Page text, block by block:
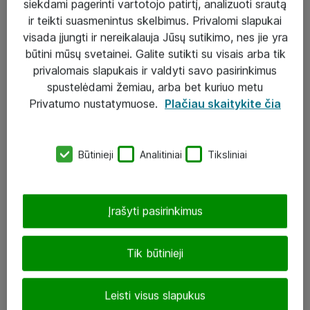
Sprendimai ir paslaugos
Paslaugos
Įgyvendinti projektai
J. Rutkausko g. 6, Vilnius
siekdami pagerinti vartotojo patirtį, analizuoti srautą
ir teikti suasmenintus skelbimus. Privalomi slapukai
visada įjungti ir nereikalauja Jūsų sutikimo, nes jie yra
būtini mūsų svetainei. Galite sutikti su visais arba tik
privalomais slapukais ir valdyti savo pasirinkimus
spustelėdami žemiau, arba bet kuriuo metu
Privatumo nustatymuose. Plačiau skaitykite čia
Būtinieji Analitiniai Tiksliniai
Tik būtinieji
Leisti visus slapukus
Įrašyti pasirinkimus